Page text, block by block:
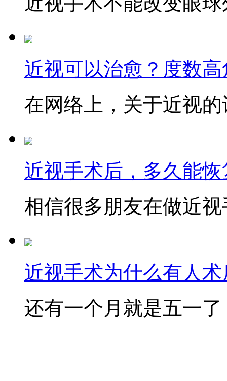
近视可以治愈？度数
在网络上，关于近视
近视手术后，多久能
相信很多朋友在做近
近视手术为什么有人
还有一个月就是五一